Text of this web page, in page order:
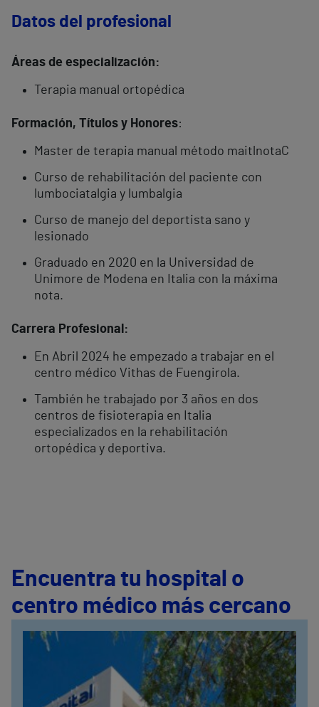
Datos del profesional
Áreas de especialización:
Terapia manual ortopédica
Formación, Títulos y Honores:
Master de terapia manual método maitlnotaC
Curso de rehabilitación del paciente con
lumbociatalgia y lumbalgia
Curso de manejo del deportista sano y
lesionado
Graduado en 2020 en la Universidad de
Unimore de Modena en Italia con la máxima
nota.
Carrera Profesional:
En Abril 2024 he empezado a trabajar en el
centro médico Vithas de Fuengirola.
También he trabajado por 3 años en dos
centros de fisioterapia en Italia
especializados en la rehabilitación
ortopédica y deportiva.
Encuentra tu hospital o
centro médico más cercano